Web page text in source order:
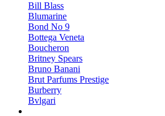
Bill Blass
Blumarine
Bond No 9
Bottega Veneta
Boucheron
Britney Spears
Bruno Banani
Brut Parfums Prestige
Burberry
Bvlgari